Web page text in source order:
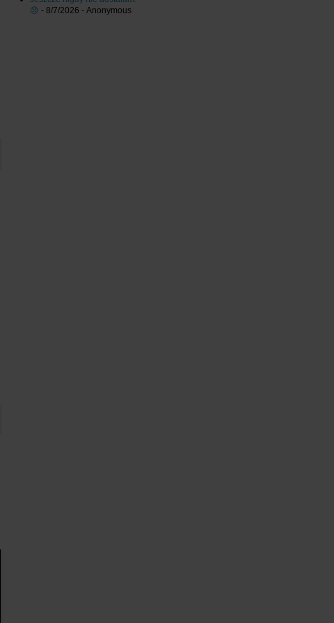
😞 - 8/7/2026 - Anonymous